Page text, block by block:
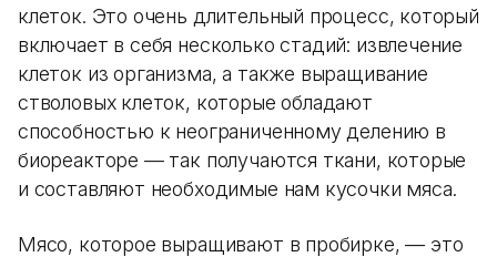
клеток. Это очень длительный процесс, который
включает в себя несколько стадий: извлечение
клеток из организма, а также выращивание
стволовых клеток, которые обладают
способностью к неограниченному делению в
биореакторе — так получаются ткани, которые
и составляют необходимые нам кусочки мяса.
Мясо, которое выращивают в пробирке, — это